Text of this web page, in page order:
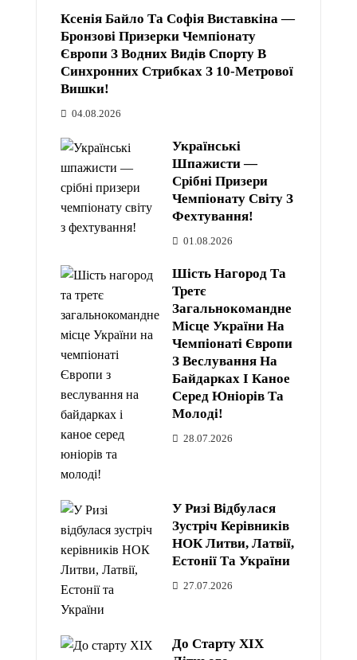
Ксенія Байло Та Софія Виставкіна —
Бронзові Призерки Чемпіонату
Європи З Водних Видів Спорту В
Синхронних Стрибках З 10-Метрової
Вишки!
04.08.2026
Українські
Шпажисти —
Срібні Призери
Чемпіонату Світу З
Фехтування!
01.08.2026
Шість Нагород Та
Третє
Загальнокомандне
Місце України На
Чемпіонаті Європи
З Веслування На
Байдарках І Каное
Серед Юніорів Та
Молоді!
28.07.2026
У Ризі Відбулася
Зустріч Керівників
НОК Литви, Латвії,
Естонії Та України
27.07.2026
До Старту XIX